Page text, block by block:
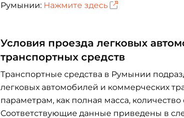
Румынии: Нажмите здесь
Условия проезда легковых
транспортных средств
Транспортные средства в Румынии
легковых автомобилей и коммерческих
параметрам, как полная масса,
Соответствующие данные приведены в